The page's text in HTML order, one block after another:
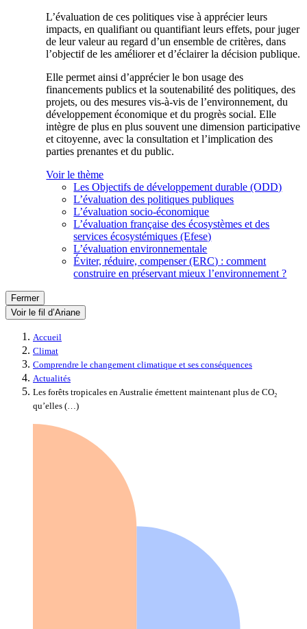
L’évaluation de ces politiques vise à apprécier leurs
impacts, en qualifiant ou quantifiant leurs effets, pour juger
de leur valeur au regard d’un ensemble de critères, dans
l’objectif de les améliorer et d’éclairer la décision publique.
Elle permet ainsi d’apprécier le bon usage des
financements publics et la soutenabilité des politiques, des
projets, ou des mesures vis-à-vis de l’environnement, du
développement économique et du progrès social. Elle
intègre de plus en plus souvent une dimension participative
et citoyenne, avec la consultation et l’implication des
parties prenantes et du public.
Voir le thème
Les Objectifs de développement durable (ODD)
L’évaluation des politiques publiques
L’évaluation socio-économique
L’évaluation française des écosystèmes et des
services écosystémiques (Efese)
L’évaluation environnementale
Éviter, réduire, compenser (ERC) : comment
construire en préservant mieux l’environnement ?
Fermer
Voir le fil d’Ariane
Accueil
Climat
Comprendre le changement climatique et ses conséquences
Actualités
Les forêts tropicales en Australie émettent maintenant plus de CO₂
qu’elles (…)